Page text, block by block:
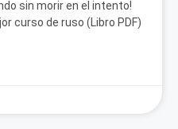
sin morir en el intento!
curso de ruso (Libro PDF)